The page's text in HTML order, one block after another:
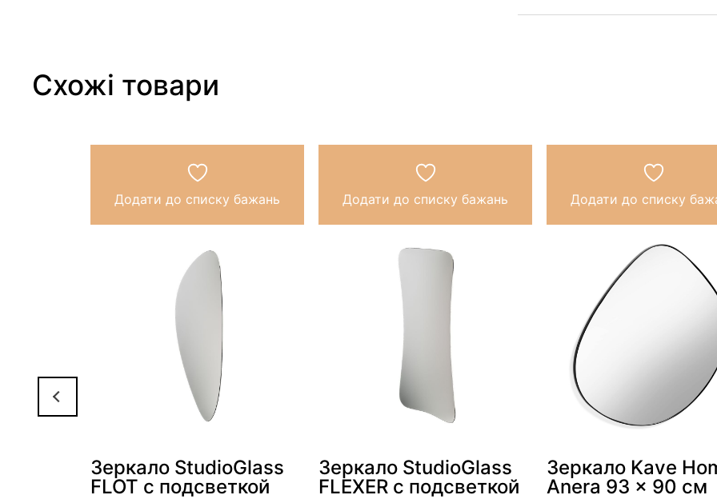
Схожі товари
Додати до списку бажань
Зеркало StudioGlass
FLOT с подсветкой
Додати до списку бажань
Зеркало StudioGlass
FLEXER с подсветкой
Додати до списку
Зеркало Kave
Anera 93 x 90 см